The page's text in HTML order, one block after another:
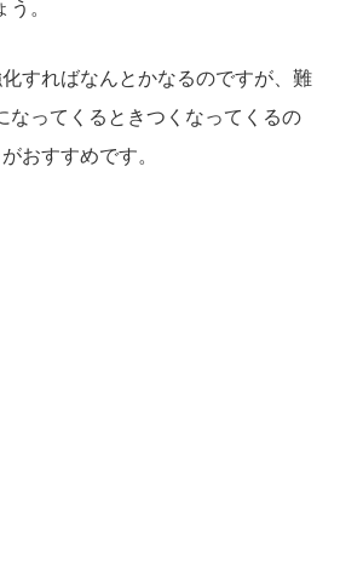
う。
すればなんとかなるのですが、難
なってくるときつくなってくるの
おすすめです。